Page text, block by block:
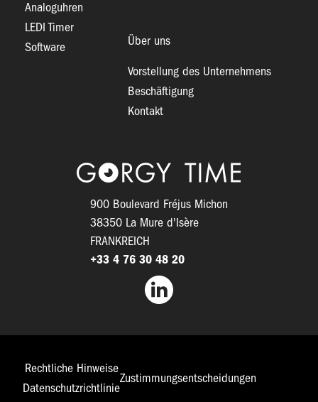
Analoguhren
LEDI Timer
Software
Über uns
Vorstellung des Unternehmens
Beschäftigung
Kontakt
Logo
900 Boulevard Fréjus Michon
38350 La Mure d'Isère
FRANKREICH
+33 4 76 30 48 20
Facebook
Rechtliche Hinweise
Datenschutzrichtlinie
Zustimmungsentscheidungen